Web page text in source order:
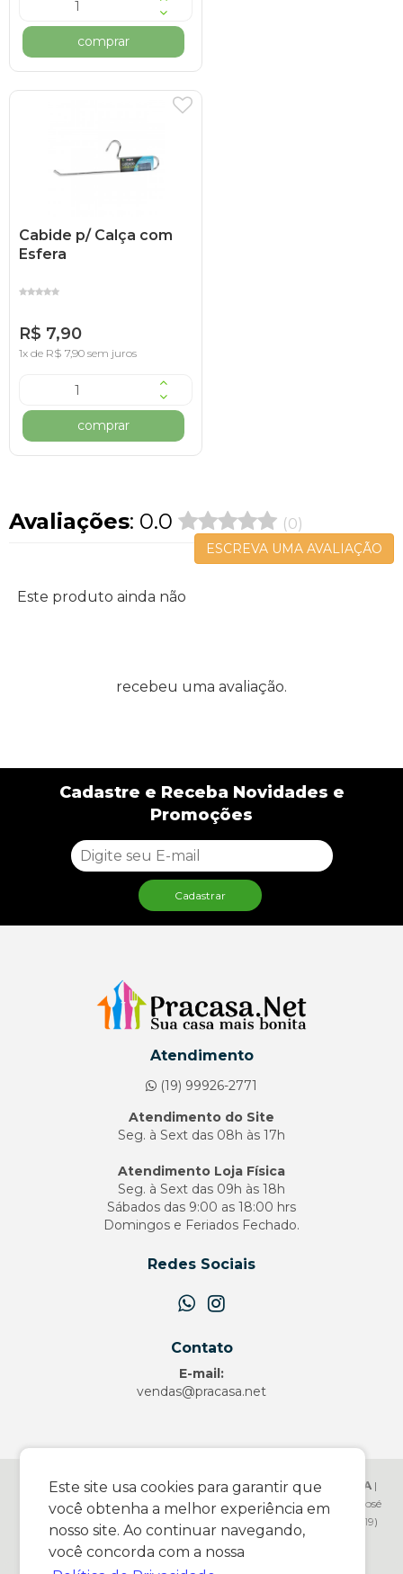
Este site usa cookies para garantir que
você obtenha a melhor experiência em
nosso site. Ao continuar navegando,
você concorda com a nossa
comprar
Cabide p/ Calça com
Esfera
R$ 7,90
1x de R$ 7,90 sem juros
comprar
Avaliações: 0.0 (0)
ESCREVA UMA AVALIAÇÃO
Este produto ainda não
recebeu uma avaliação.
Cadastre e Receba Novidades e
Promoções
Cadastrar
Atendimento
(19) 99926-2771
Atendimento do Site
Seg. à Sext das 08h às 17h
Atendimento Loja Física
Seg. à Sext das 09h às 18h
Sábados das 9:00 as 18:00 hrs
Domingos e Feriados Fechado.
Redes Sociais
Contato
E-mail:
vendas@pracasa.net
PRACASA.NET COMERCIO DE ARTIGOS DOMESTICOS LTDA|
17.083.331/0001-35 | http://www.pracasa.net | Av. Wanderley José
Vicentini - 1466 - Vila Canesso - Pedreira/SP - 13927136 - Telefone: (19)
99926-2771| E-mail:vendas@pracasa.net